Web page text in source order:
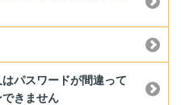
はパスワードが間違って
きません